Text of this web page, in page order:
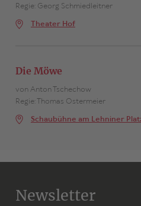
Regie: Georg Schmiedleitner
Theater Hof
Die Möwe
von Anton Tschechow
Regie: Thomas Ostermeier
Schaubühne am Lehniner
Newsletter